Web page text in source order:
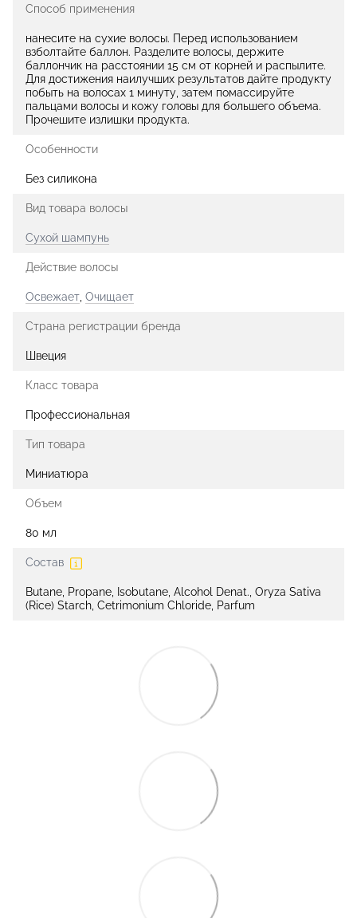
Способ применения
нанесите на сухие волосы. Перед использованием
взболтайте баллон. Разделите волосы, держите
баллончик на расстоянии 15 см от корней и распылите.
Для достижения наилучших результатов дайте продукту
побыть на волосах 1 минуту, затем помассируйте
пальцами волосы и кожу головы для большего объема.
Прочешите излишки продукта.
Особенности
Без силикона
Вид товара волосы
Сухой шампунь
Действие волосы
Освежает, Очищает
Страна регистрации бренда
Швеция
Класс товара
Профессиональная
Тип товара
Миниатюра
Объем
80 мл
Состав
Butane, Propane, Isobutane, Alcohol Denat., Oryza Sativa
(Rice) Starch, Cetrimonium Chloride, Parfum